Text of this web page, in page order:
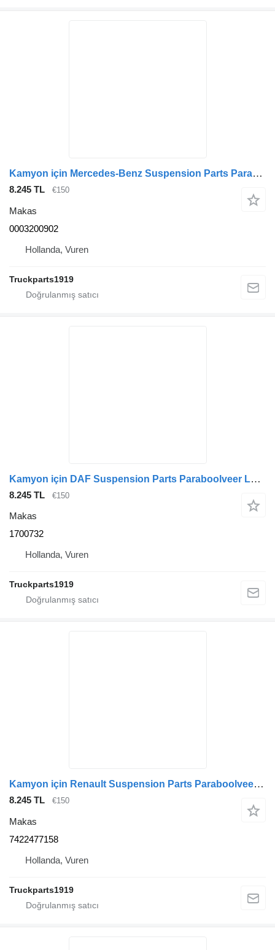
Kamyon için Mercedes-Benz Suspension Parts Paraboolveer 0003200902 makas
8.245 TL €150
Makas
0003200902
Hollanda, Vuren
Truckparts1919
Kamyon için DAF Suspension Parts Paraboolveer LF 55 1700732 makas
8.245 TL €150
Makas
1700732
Hollanda, Vuren
Truckparts1919
Kamyon için Renault Suspension Parts Paraboolveer 7422477158 makas
8.245 TL €150
Makas
7422477158
Hollanda, Vuren
Truckparts1919